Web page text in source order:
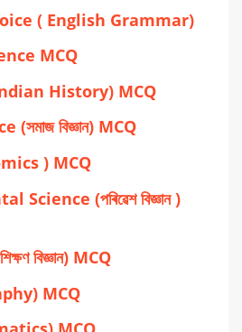
( English Grammar)
MCQ
(Indian History) MCQ
বিজ্ঞান) MCQ
) MCQ
(পৰিৱেশ বিজ্ঞান )
বিজ্ঞান) MCQ
MCQ